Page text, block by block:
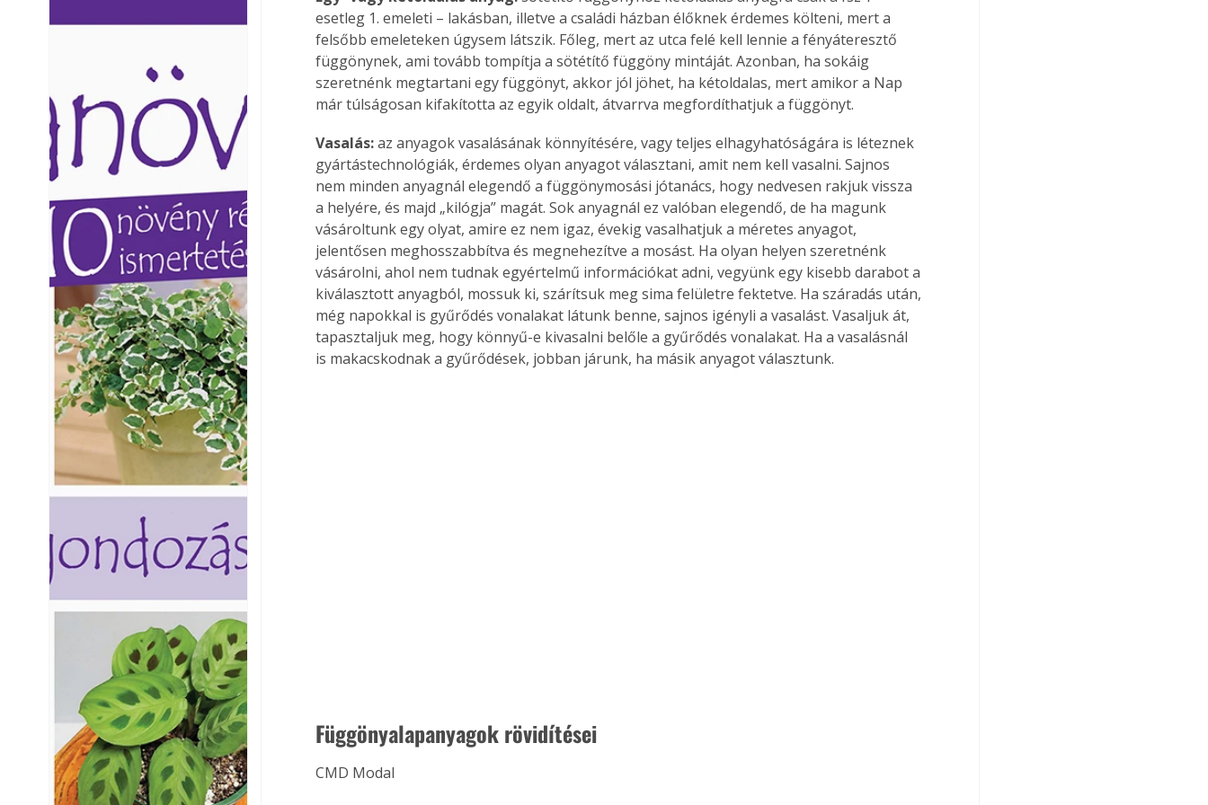
Ezermester lapszámai. A
Laptapir kényelmes megoldás,
mert: – t
esetleg 1. emeleti – lakásban, illetve a családi házban élőknek érdemes költeni, mert a
felsőbb emeleteken úgysem látszik. Főleg, mert az utca felé kell lennie a fényáteresztő
függönynek, ami tovább tompítja a sötétítő függöny mintáját. Azonban, ha sokáig
szeretnénk megtartani egy függönyt, akkor jól jöhet, ha kétoldalas, mert amikor a Nap
már túlságosan kifakította az egyik oldalt, átvarrva megfordíthatjuk a függönyt.
Vasalás: az anyagok vasalásának könnyítésére, vagy teljes elhagyhatóságára is léteznek
gyártástechnológiák, érdemes olyan anyagot választani, amit nem kell vasalni. Sajnos
nem minden anyagnál elegendő a függönymosási jótanács, hogy nedvesen rakjuk vissza
a helyére, és majd „kilógja” magát. Sok anyagnál ez valóban elegendő, de ha magunk
vásároltunk egy olyat, amire ez nem igaz, évekig vasalhatjuk a méretes anyagot,
jelentősen meghosszabbítva és megnehezítve a mosást. Ha olyan helyen szeretnénk
vásárolni, ahol nem tudnak egyértelmű információkat adni, vegyünk egy kisebb darabot a
kiválasztott anyagból, mossuk ki, szárítsuk meg sima felületre fektetve. Ha száradás után,
még napokkal is gyűrődés vonalakat látunk benne, sajnos igényli a vasalást. Vasaljuk át,
tapasztaljuk meg, hogy könnyű-e kivasalni belőle a gyűrődés vonalakat. Ha a vasalásnál
is makacskodnak a gyűrődések, jobban járunk, ha másik anyagot választunk.
Függönyalapanyagok rövidítései
CMD Modal